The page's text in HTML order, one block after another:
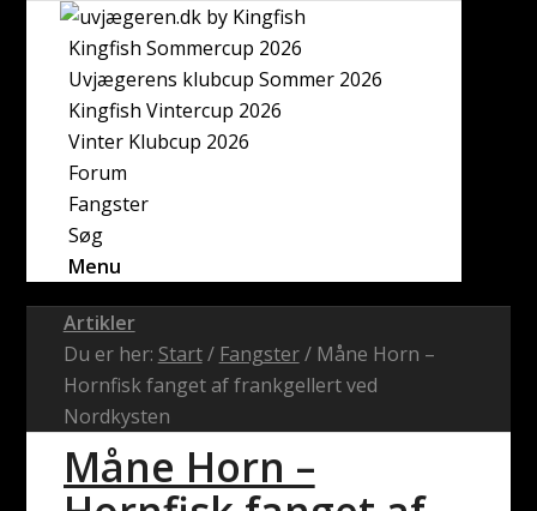
Kingfish Sommercup 2026
Uvjægerens klubcup Sommer 2026
Kingfish Vintercup 2026
Vinter Klubcup 2026
Forum
Fangster
Søg
Menu
Artikler
Du er her: Start/ Fangster/ Måne Horn –
Hornfisk fanget af frankgellert ved
Nordkysten
Måne Horn –